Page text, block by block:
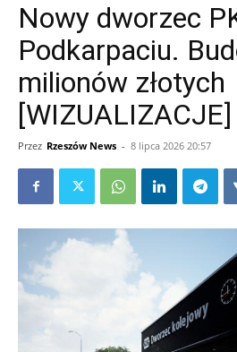
Nowy dworzec
Podkarpaciu.
milionów złotych
[WIZUALIZACJE]
Przez Rzeszów News - 8 lipca 2026 20:57